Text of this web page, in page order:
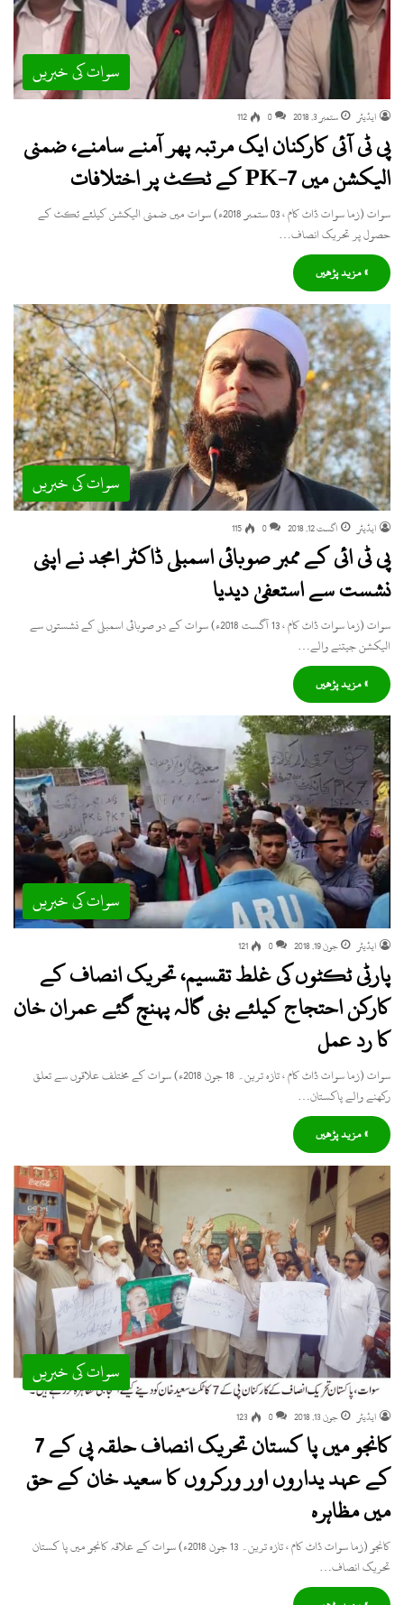
سوات کی خبریں
ایڈیٹر ستمبر 3, 2018 0
112
پی ٹی آئی کارکنان ایک مرتبہ پھر آمنے سامنے، ضمنی
الیکشن میں PK-7 کے ٹکٹ پر اختلافات
سوات (زما سوات ڈاٹ کام ، 03 ستمبر 2018ء) سوات میں ضمنی الیکشن کیلئے ٹکٹ کے
حصول پر تحریک انصاف…
» مزید پڑھیں
سوات کی خبریں
ایڈیٹر اگست 12, 2018 0
115
پی ٹی ائی کے ممبر صوبائی اسمبلی ڈاکٹر امجد نے اپنی
نشست سے استعفیٰ دیدیا
سوات (زما سوات ڈاٹ کام ، 13 آگست 2018ء) سوات کے دو صوبائی اسمبلی کے نشستوں سے
الیکشن جیتنے والے…
» مزید پڑھیں
سوات کی خبریں
ایڈیٹر جون 19, 2018 0
121
پارٹی ٹکٹوں کی غلط تقسیم، تحریک انصاف کے
کارکن احتجاج کیلئے بنی گالہ پہنچ گئے عمران خان
کا رد عمل
سوات (زما سوات ڈاٹ کام ، تازہ ترین۔ 18 جون 2018ء) سوات کے مختلف علاقوں سے تعلق
رکھنے والے پاکستان…
» مزید پڑھیں
سوات کی خبریں
ایڈیٹر جون 13, 2018 0
123
کانجو میں پا کستان تحریک انصاف حلقہ پی کے 7
کے عہد یداروں اور ورکروں کا سعید خان کے حق
میں مظاہرہ
کانجو (زما سوات ڈاٹ کام ، تازہ ترین۔ 13 جون 2018ء) سوات کے علاقہ کانجو میں پا کستان
تحریک انصاف…